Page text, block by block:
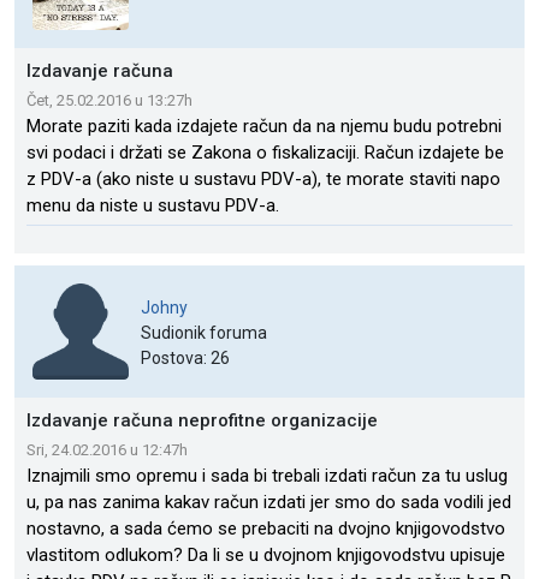
Izdavanje računa
Čet, 25.02.2016 u 13:27h
Morate paziti kada izdajete račun da na njemu budu potrebni
svi podaci i držati se Zakona o fiskalizaciji. Račun izdajete be
z PDV-a (ako niste u sustavu PDV-a), te morate staviti napo
menu da niste u sustavu PDV-a.
Johny
Sudionik foruma
Postova: 26
Izdavanje računa neprofitne organizacije
Sri, 24.02.2016 u 12:47h
Iznajmili smo opremu i sada bi trebali izdati račun za tu uslug
u, pa nas zanima kakav račun izdati jer smo do sada vodili jed
nostavno, a sada ćemo se prebaciti na dvojno knjigovodstvo
vlastitom odlukom? Da li se u dvojnom knjigovodstvu upisuje